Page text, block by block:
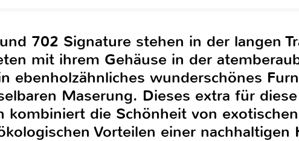
702 Signature stehen in der langen
mit ihrem Gehäuse in der
ebenholzähnliches wunderschönes
Maserung. Dieses extra für
kombiniert die Schönheit von exotischen
Vorteilen einer nachhaltigen